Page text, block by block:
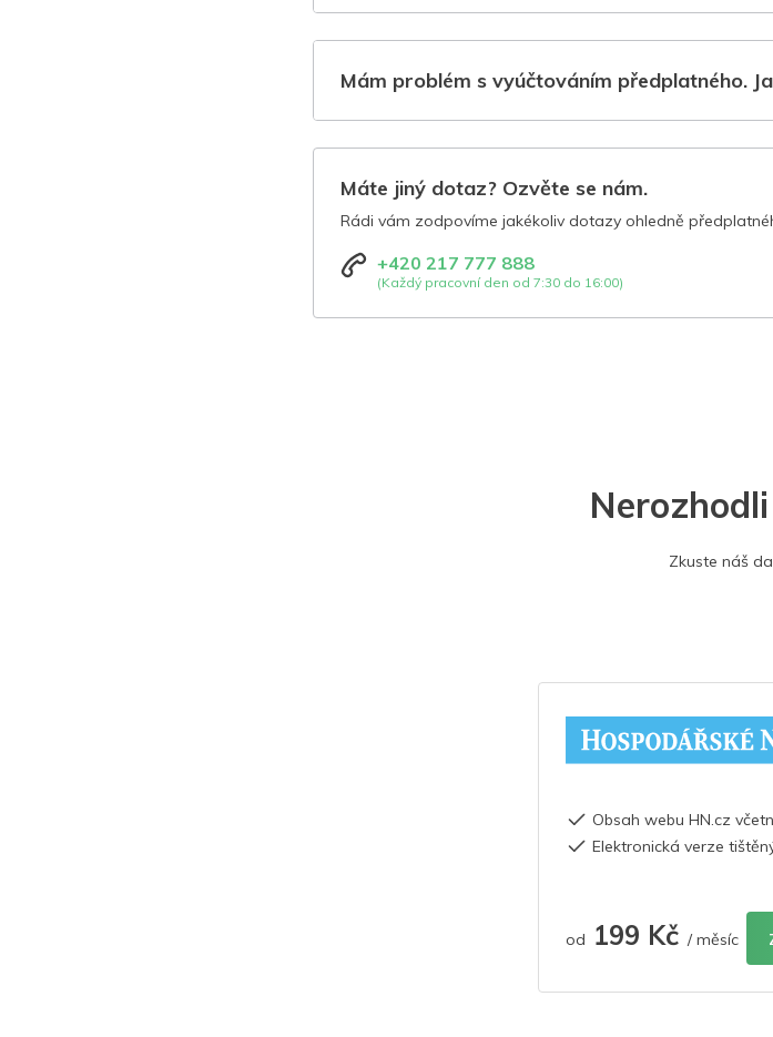
Mám problém s vyúčtováním předplatného.
Máte jiný dotaz? Ozvěte se nám.
Rádi vám zodpovíme jakékoliv dotazy ohledně
+420 217 777 888
(Každý pracovní den od 7:30 do 16:00)
Zkuste náš
Obsah webu HN.cz
Elektronická verze
od 199 Kč / měsíc